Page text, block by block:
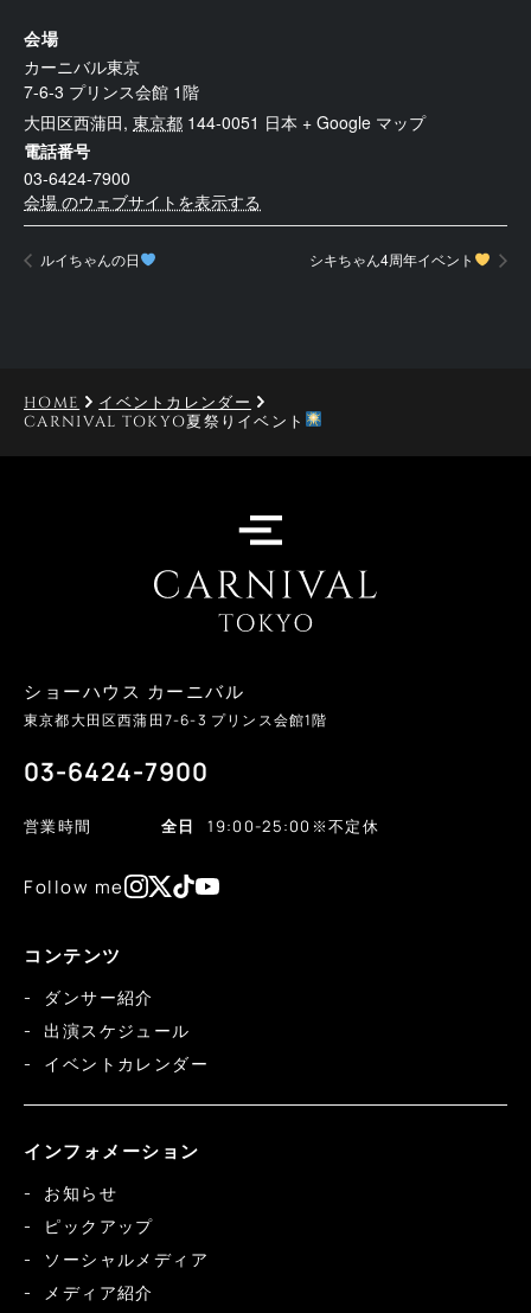
会場
カーニバル東京
7-6-3 プリンス会館 1階
大田区西蒲田, 東京都 144-0051 日本 + Google マップ
電話番号
03-6424-7900
会場 のウェブサイトを表示する
ルイちゃんの日 シキちゃん4周年イベント
HOME
イベントカレンダー
CARNIVAL TOKYO夏祭りイベント
ショーハウス カーニバル
東京都大田区西蒲田7-6-3 プリンス会館1階
03-6424-7900
営業時間 全日 19:00-25:00 ※不定休
Follow me
コンテンツ
ダンサー紹介
出演スケジュール
イベントカレンダー
インフォメーション
お知らせ
ピックアップ
ソーシャルメディア
メディア紹介